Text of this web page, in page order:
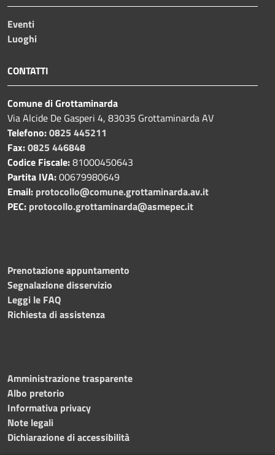
Eventi
Luoghi
CONTATTI
Comune di Grottaminarda
Via Alcide De Gasperi 4, 83035 Grottaminarda AV
Telefono:0825 445211
Fax:0825 446848
Codice Fiscale:81000450643
Partita IVA:00679980649
Email: protocollo@comune.grottaminarda.av.it
PEC: protocollo.grottaminarda@asmepec.it
Prenotazione appuntamento
Segnalazione disservizio
Leggi le FAQ
Richiesta di assistenza
Amministrazione trasparente
Albo pretorio
Informativa privacy
Note legali
Dichiarazione di accessibilità